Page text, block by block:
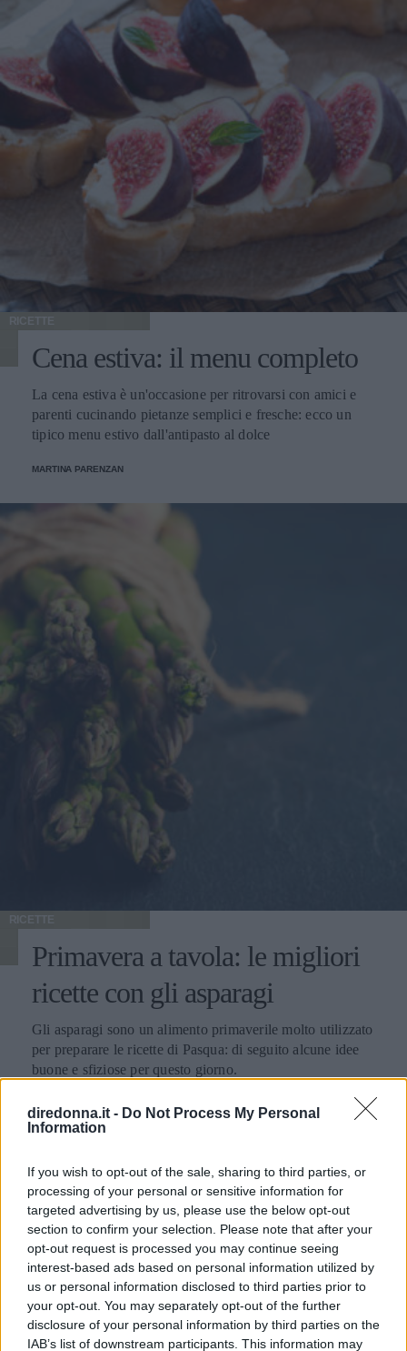
diredonna.it - Do Not Process My Personal
Information
If you wish to opt-out of the sale, sharing to third parties, or
processing of your personal or sensitive information for
targeted advertising by us, please use the below opt-out
section to confirm your selection. Please note that after your
opt-out request is processed you may continue seeing
interest-based ads based on personal information utilized by
us or personal information disclosed to third parties prior to
your opt-out. You may separately opt-out of the further
disclosure of your personal information by third parties on the
IAB’s list of downstream participants. This information may
RICETTE
Cena estiva: il menu completo
La cena estiva è un'occasione per ritrovarsi con amici e
parenti cucinando pietanze semplici e fresche: ecco un
tipico menu estivo dall'antipasto al dolce
MARTINA PARENZAN
RICETTE
Primavera a tavola: le migliori
ricette con gli asparagi
Gli asparagi sono un alimento primaverile molto utilizzato
per preparare le ricette di Pasqua: di seguito alcune idee
buone e sfiziose per questo giorno.